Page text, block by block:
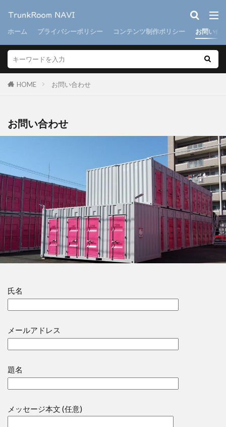
ホーム プライバシーポリシー コンテンツ制作ポリシー お問い合
HOME お問い合わせ
お問い合わせ
氏名
メールアドレス
題名
メッセージ本文 (任意)